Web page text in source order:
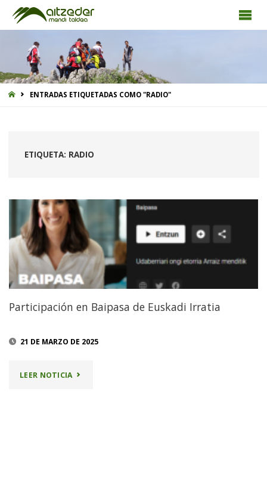
INICIOENTRADAS ETIQUETADAS COMO "RADIO"
ETIQUETA: RADIO
Participación en Baipasa de Euskadi Irratia
21 DE MARZO DE 2025
LEER NOTICIA"PARTICIPACIÓN